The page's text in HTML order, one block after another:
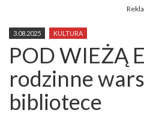
3.08.2025 KULTURA
POD WIEŻĄ
rodzinne
bibliotece